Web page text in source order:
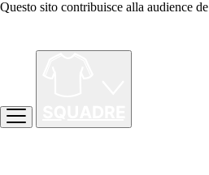
Questo sito contribuisce alla audience de